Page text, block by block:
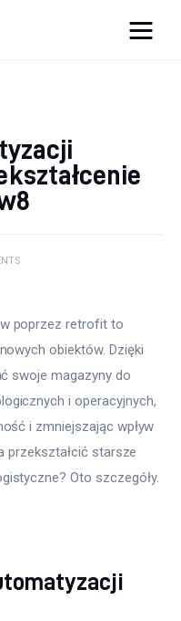
poprzez retrofit to
obiektów. Dzięki
swoje magazyny do
i operacyjnych,
i zmniejszając wpływ
przekształcić starsze
Oto szczegóły.